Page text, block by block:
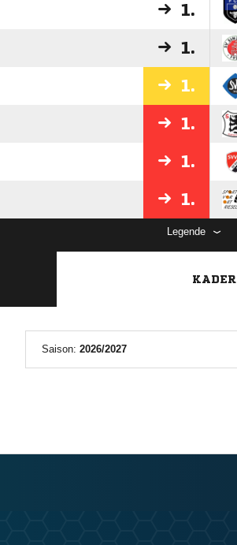
1.
1.
1.
1.
1.
1.
Legende
KADER
Saison: 2026/2027